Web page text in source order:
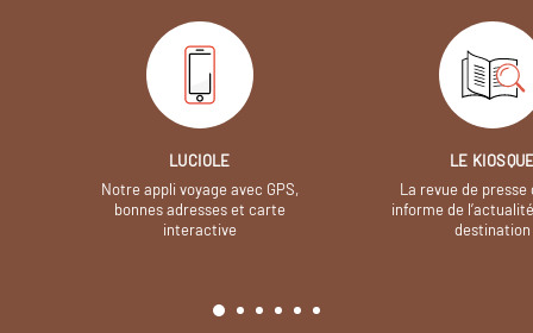
LUCIOLE
Notre appli voyage avec GPS,
bonnes adresses et carte
interactive
LE
La revue de presse
informe de
destination